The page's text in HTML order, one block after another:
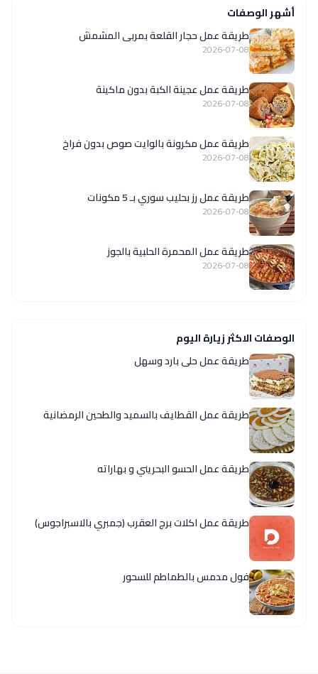
أشهر الوصفات
طريقة عمل حجار القلعة بمربى المشمش
2026-07-08
طريقة عمل عجينة الكبة بدون ماكينة
2026-07-08
طريقة عمل مكرونة بالوايت صوص بدون فراخ
2026-07-08
طريقة عمل رز بحليب سوري بـ 5 مكونات
2026-07-08
طريقة عمل المحمرة الحلبية بالجوز
2026-07-08
الوصفات الاكثر زيارة اليوم
طريقة عمل حلى بارد وسهل
طريقة عمل القطايف بالسميد والطحين الرمضانية
طريقة عمل الحسو البحريني و بهاراته
طريقة عمل اكلات برج العقرب (جمبري بالاسبراجوس)
فول مدمس بالطماطم للسحور